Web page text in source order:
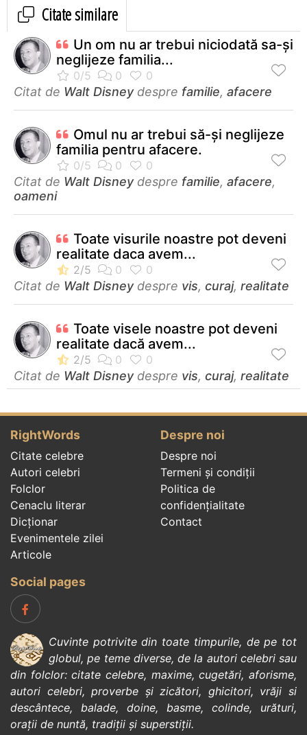
Citate similare
Un om nu ar trebui niciodată sa-și
neglijeze familia...
Citat de Walt Disneydespre familie, afacere
Omul nu ar trebui să-și neglijeze
familia pentru afacere.
Citat de Walt Disneydespre familie, afacere,
oameni
Toate visurile noastre pot deveni
realitate daca avem...
Citat de Walt Disneydespre vis, curaj, realitate
Toate visele noastre pot deveni
realitate dacă avem...
Citat de Walt Disneydespre vis, curaj, realitate
RightWords
Citate celebre
Autori celebri
Folclor
Cenaclu literar
Dicționar
Evenimentele zilei
Articole
Despre noi
Despre noi
Termeni și condiții
Politica de
confidenţialitate
Contact
Social pages
Cuvinte potrivite din toate timpurile, de pe tot
globul, pe teme diverse, de la autori celebrisau
din folclor:citate celebre, maxime,cugetări,aforisme,
autori celebri,proverbe și zicători, ghicitori, vrăji si
descântece, balade, doine, basme, colinde, urături,
orații de nuntă, tradiții și superstiții.